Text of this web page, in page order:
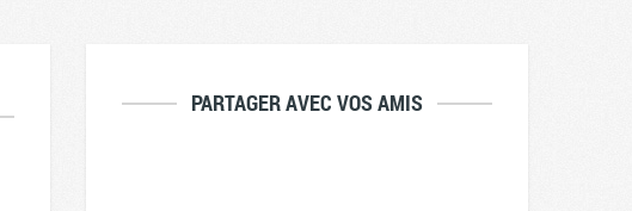
PARTAGER AVEC VOS AMIS